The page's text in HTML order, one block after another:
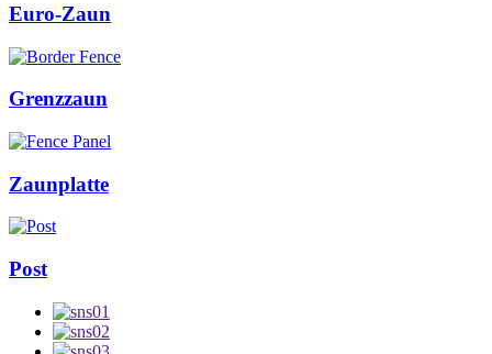
Euro-Zaun
Grenzzaun
Zaunplatte
Post